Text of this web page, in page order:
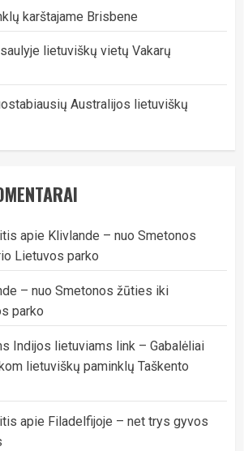
karštajame Brisbene
lietuviškų vietų Vakarų
Australijos lietuviškų
apie Klivlande – nuo Smetonos
Lietuvos parko
– nuo Smetonos žūties iki
parko
Indijos lietuviams link – Gabalėliai
lietuviškų paminklų Taškento
apie Filadelfijoje – net trys gyvos